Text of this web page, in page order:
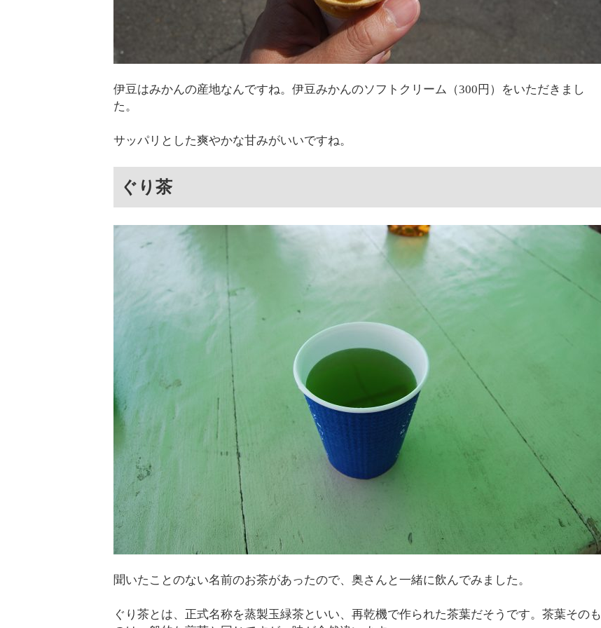
伊豆はみかんの産地なんですね。伊豆みかんのソフトクリーム（300円）をいただきまし
た。
サッパリとした爽やかな甘みがいいですね。
ぐり茶
聞いたことのない名前のお茶があったので、奥さんと一緒に飲んでみました。
ぐり茶とは、正式名称を蒸製玉緑茶といい、再乾機で作られた茶葉だそうです。茶葉そのも